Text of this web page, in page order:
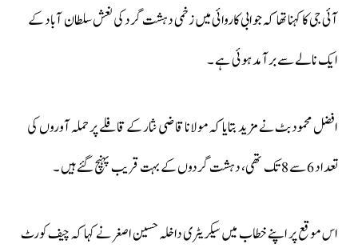
آئی جی کا کہنا تھا کہ جوابی کاروائی میں زخمی دہشت گرد کی نعش سلطان آباد کے
ایک نالے سے برآمد ہوئی ہے ۔
افضل محمود بٹ نے مزید بتایا کہ مولانا قاضی نثار کے قافلے پر حملہ آوروں کی
تعداد 6 سے 8 تک تھی، دہشت گردوں کے بہت قریب پہنچ گئے ہیں ۔
اس موقع پر اپنے خطاب میں سیکریٹری داخلہ حسین اصغر نے کہا کہ چیف کورٹ